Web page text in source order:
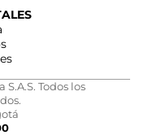
Todos los